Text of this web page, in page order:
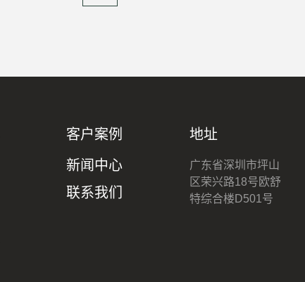
客户案例
新闻中心
联系我们
地址
广东省深圳市坪山
区荣兴路18号欧舒
特综合楼D501号